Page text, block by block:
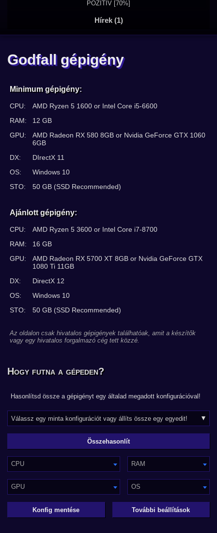
POZITÍV [70%]
Hírek (1)
Godfall gépigény
Minimum gépigény:
CPU:
AMD Ryzen 5 1600 or Intel Core i5-6600
RAM:
12 GB
GPU:
AMD Radeon RX 580 8GB or Nvidia GeForce GTX 1060
6GB
DX:
DIrectX 11
OS:
Windows 10
STO:
50 GB (SSD Recommended)
Ajánlott gépigény:
CPU:
AMD Ryzen 5 3600 or Intel Core i7-8700
RAM:
16 GB
GPU:
AMD Radeon RX 5700 XT 8GB or Nvidia GeForce GTX
1080 Ti 11GB
DX:
DirectX 12
OS:
Windows 10
STO:
50 GB (SSD Recommended)
Az oldalon csak hivatalos gépigények találhatóak, amit a készítők
vagy egy hivatalos forgalmazó cég tett közzé.
Hogy futna a gépeden?
Hasonlítsd össze a gépigényt egy általad megadott konfigurációval!
CPU RAM
GPU OS
Konfig mentése További beállítások